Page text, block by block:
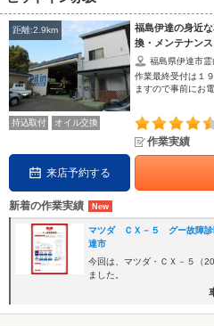
距離:2.9km
福島伊達の身近
換・メンテナン
福島県伊達市
作業最終受付は１
ますので事前にお
持込取付 オイル交換
作業実績
来店予約する
新着の作業実績
マツダ ＣＸ－５ グー故障
達市
今回は、マツダ・ＣＸ－５（
ました。